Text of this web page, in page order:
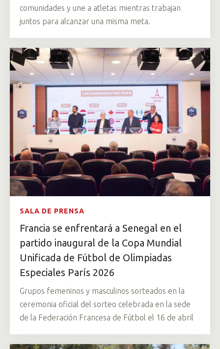
comunidades y une a atletas mientras trabajan
juntos para alcanzar una misma meta.
SALA DE PRENSA
Francia se enfrentará a Senegal en el
partido inaugural de la Copa Mundial
Unificada de Fútbol de Olimpiadas
Especiales París 2026
Grupos femeninos y masculinos sorteados en la
ceremonia oficial del sorteo celebrada en la sede
de la Federación Francesa de Fútbol el 16 de abril